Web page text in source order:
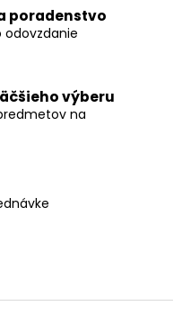
poradenstvo
odovzdanie
výberu
na